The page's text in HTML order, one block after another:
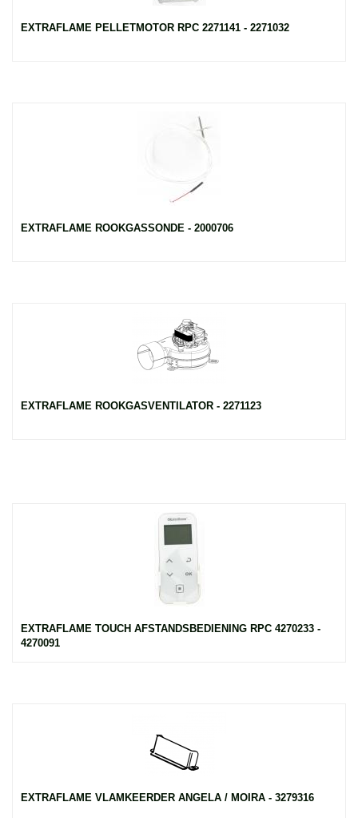
EXTRAFLAME PELLETMOTOR RPC 2271141 - 2271032
EXTRAFLAME ROOKGASSONDE - 2000706
EXTRAFLAME ROOKGASVENTILATOR - 2271123
EXTRAFLAME TOUCH AFSTANDSBEDIENING RPC 4270233 -
4270091
EXTRAFLAME VLAMKEERDER ANGELA / MOIRA - 3279316